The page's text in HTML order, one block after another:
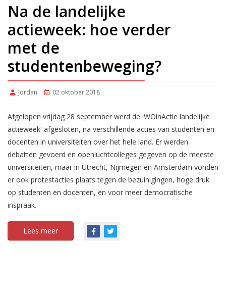
Na de landelijke
actieweek: hoe verder
met de
studentenbeweging?
Jordan 02 oktober 2018
Afgelopen vrijdag 28 september werd de 'WOinActie landelijke
actieweek' afgesloten, na verschillende acties van studenten en
docenten in universiteiten over het hele land. Er werden
debatten gevoerd en openluchtcolleges gegeven op de meeste
universiteiten, maar in Utrecht, Nijmegen en Amsterdam vonden
er ook protestacties plaats tegen de bezuinigingen, hoge druk
op studenten en docenten, en voor meer democratische
inspraak.
Lees meer